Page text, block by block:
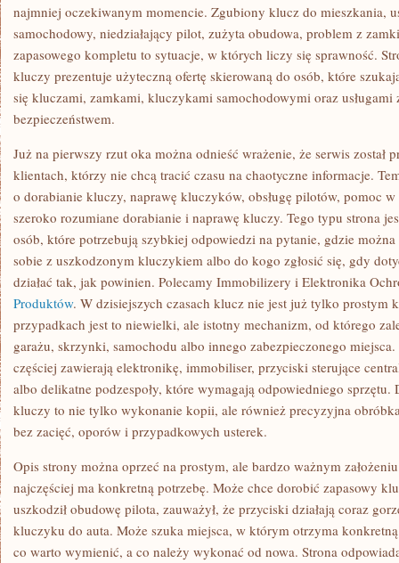
najmniej oczekiwanym momencie. Zgubiony klucz do mieszkania,
samochodowy, niedziałający pilot, zużyta obudowa, problem z
zapasowego kompletu to sytuacje, w których liczy się sprawność.
kluczy prezentuje użyteczną ofertę skierowaną do osób, które
się kluczami, zamkami, kluczykami samochodowymi oraz
bezpieczeństwem.
Już na pierwszy rzut oka można odnieść wrażenie, że serwis został
klientach, którzy nie chcą tracić czasu na chaotyczne informacje.
o dorabianie kluczy, naprawę kluczyków, obsługę pilotów, pomoc
szeroko rozumiane dorabianie i naprawę kluczy. Tego typu strona
osób, które potrzebują szybkiej odpowiedzi na pytanie, gdzie
sobie z uszkodzonym kluczykiem albo do kogo zgłosić się, gdy
działać tak, jak powinien. Polecamy Immobilizery i Elektronika
Produktów. W dzisiejszych czasach klucz nie jest już tylko prostym
przypadkach jest to niewielki, ale istotny mechanizm, od którego
garażu, skrzynki, samochodu albo innego zabezpieczonego
częściej zawierają elektronikę, immobiliser, przyciski sterujące
albo delikatne podzespoły, które wymagają odpowiedniego
kluczy to nie tylko wykonanie kopii, ale również precyzyjna
bez zacięć, oporów i przypadkowych usterek.
Opis strony można oprzeć na prostym, ale bardzo ważnym
najczęściej ma konkretną potrzebę. Może chce dorobić zapasowy
uszkodził obudowę pilota, zauważył, że przyciski działają coraz
kluczyku do auta. Może szuka miejsca, w którym otrzyma
co warto wymienić, a co należy wykonać od nowa. Strona